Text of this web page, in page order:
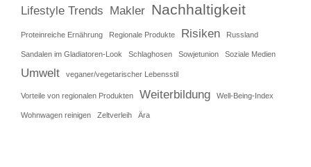
Lifestyle Trends Makler Nachhaltigkeit
Proteinreiche Ernährung Regionale Produkte Risiken Russland
Sandalen im Gladiatoren-Look Schlaghosen Sowjetunion Soziale Medien
Umwelt veganer/vegetarischer Lebensstil
Vorteile von regionalen Produkten Weiterbildung Well-Being-Index
Wohnwagen reinigen Zeltverleih Ära